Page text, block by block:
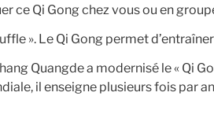
Qi Gong chez vous ou en
». Le Qi Gong permet
Quangde a modernisé le « Qi
il enseigne plusieurs fois par